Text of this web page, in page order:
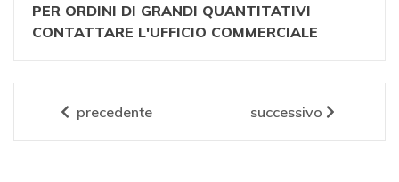
PER ORDINI DI GRANDI QUANTITATIVI
CONTATTARE L'UFFICIO COMMERCIALE
precedente successivo